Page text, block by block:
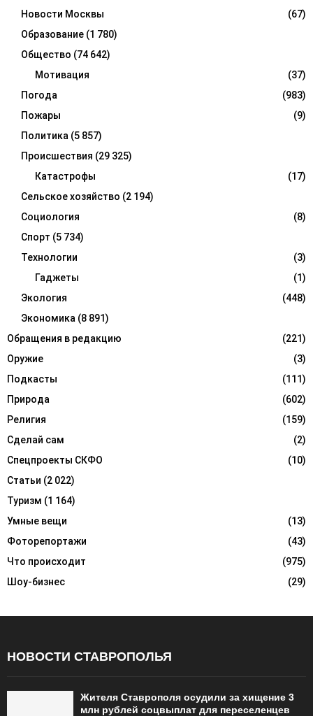
Новости Москвы
(67)
Образование (1 780)
Общество (74 642)
Мотивация
(37)
Погода
(983)
Пожары
(9)
Политика (5 857)
Происшествия (29 325)
Катастрофы
(17)
Сельское хозяйство (2 194)
Социология
(8)
Спорт (5 734)
Технологии
(3)
Гаджеты
(1)
Экология
(448)
Экономика (8 891)
Обращения в редакцию
(221)
Оружие
(3)
Подкасты
(111)
Природа
(602)
Религия
(159)
Сделай сам
(2)
Спецпроекты СКФО
(10)
Статьи (2 022)
Туризм (1 164)
Умные вещи
(13)
Фоторепортажи
(43)
Что происходит
(975)
Шоу-бизнес
(29)
НОВОСТИ СТАВРОПОЛЬЯ
Жителя Ставрополя осудили за хищение 3
млн рублей соцвыплат для переселенцев